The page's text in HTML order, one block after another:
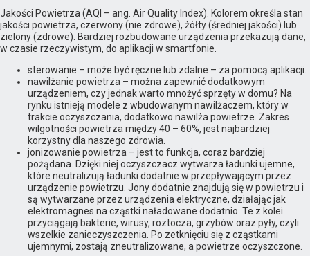
Jakości Powietrza (AQI – ang. Air Quality Index). Kolorem określa stan
jakości powietrza, czerwony (nie zdrowe), żółty (średniej jakości) lub
zielony (zdrowe). Bardziej rozbudowane urządzenia przekazują dane,
w czasie rzeczywistym, do aplikacji w smartfonie.
sterowanie – może być ręczne lub zdalne – za pomocą aplikacji.
nawilżanie powietrza – można zapewnić dodatkowym
urządzeniem, czy jednak warto mnożyć sprzęty w domu? Na
rynku istnieją modele z wbudowanym nawilżaczem, który w
trakcie oczyszczania, dodatkowo nawilża powietrze. Zakres
wilgotności powietrza między 40 – 60%, jest najbardziej
korzystny dla naszego zdrowia.
jonizowanie powietrza – jest to funkcja, coraz bardziej
pożądana. Dzięki niej oczyszczacz wytwarza ładunki ujemne,
które neutralizują ładunki dodatnie w przepływającym przez
urządzenie powietrzu. Jony dodatnie znajdują się w powietrzu i
są wytwarzane przez urządzenia elektryczne, działając jak
elektromagnes na cząstki naładowane dodatnio. Te z kolei
przyciągają bakterie, wirusy, roztocza, grzybów oraz pyły, czyli
wszelkie zanieczyszczenia. Po zetknięciu się z cząstkami
ujemnymi, zostają zneutralizowane, a powietrze oczyszczone.